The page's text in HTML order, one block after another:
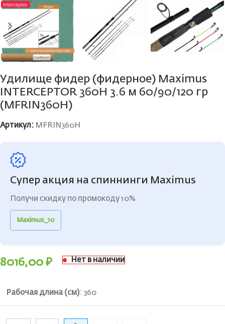
Удилище фидер (фидерное) Maximus
INTERCEPTOR 360H 3.6 м 60/90/120 гр
(MFRIN360H)
Артикул: MFRIN360H
Супер акция на спиннинги Maximus
Получи скидку по промокоду 10%
Maximus_10
8016,00 ₽ Нет в наличии
Рабочая длина (см): 360